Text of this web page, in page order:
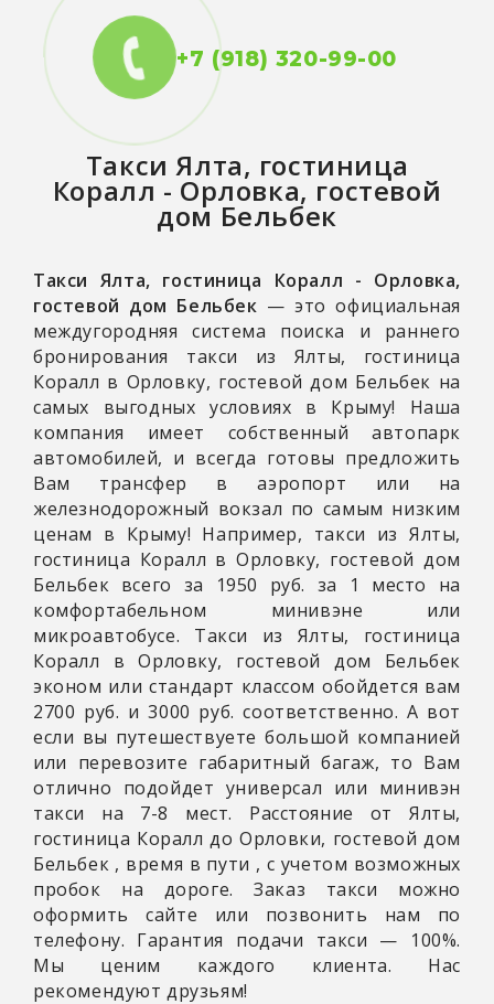
+7 (918) 320-99-00
ТаксиЯлта, гостиница
Коралл - Орловка, гостевой
дом Бельбек
Такси Ялта, гостиница Коралл - Орловка,
гостевой дом Бельбек — это официальная
междугородняя система поиска и раннего
бронирования такси из Ялты, гостиница
Коралл в Орловку, гостевой дом Бельбек на
самых выгодных условиях в Крыму! Наша
компания имеет собственный автопарк
автомобилей, и всегда готовы предложить
Вам трансфер в аэропорт или на
железнодорожный вокзал по самым низким
ценам в Крыму! Например, такси из Ялты,
гостиница Коралл в Орловку, гостевой дом
Бельбек всего за 1950 руб. за 1 место на
комфортабельном минивэне или
микроавтобусе. Такси из Ялты, гостиница
Коралл в Орловку, гостевой дом Бельбек
эконом или стандарт классом обойдется вам
2700 руб. и 3000 руб. соответственно. А вот
если вы путешествуете большой компанией
или перевозите габаритный багаж, то Вам
отлично подойдет универсал или минивэн
такси на 7-8 мест. Расстояние от Ялты,
гостиница Коралл до Орловки, гостевой дом
Бельбек , время в пути , с учетом возможных
пробок на дороге. Заказ такси можно
оформить сайте или позвонить нам по
телефону. Гарантия подачи такси — 100%.
Мы ценим каждого клиента. Нас
рекомендуют друзьям!